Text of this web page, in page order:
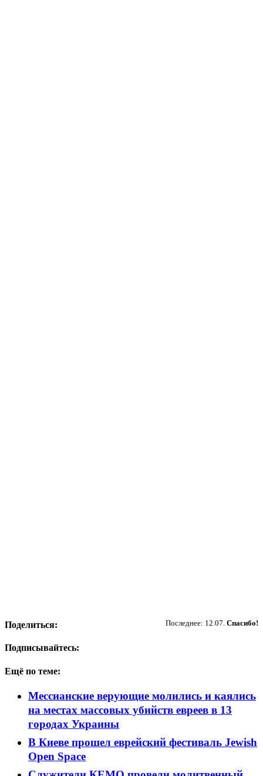
Последнее: 12.07. Спасибо!
Поделиться:
Подписывайтесь:
Ещё по теме:
Мессианские верующие молились и каялись
на местах массовых убийств евреев в 13
городах Украины
В Киеве прошел еврейский фестиваль Jewish
Open Space